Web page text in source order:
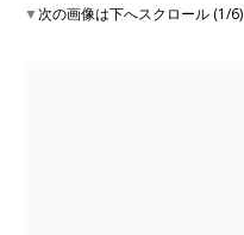
▼次の画像は下へスクロール (1/6)